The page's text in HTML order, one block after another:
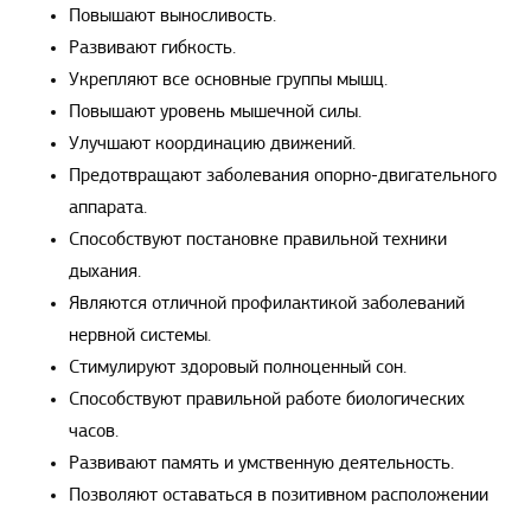
Повышают выносливость.
Развивают гибкость.
Укрепляют все основные группы мышц.
Повышают уровень мышечной силы.
Улучшают координацию движений.
Предотвращают заболевания опорно-двигательного
аппарата.
Способствуют постановке правильной техники
дыхания.
Являются отличной профилактикой заболеваний
нервной системы.
Стимулируют здоровый полноценный сон.
Способствуют правильной работе биологических
часов.
Развивают память и умственную деятельность.
Позволяют оставаться в позитивном расположении